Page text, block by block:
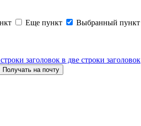
Еще пункт Выбранный пункт
заголовок в две строки заголовок